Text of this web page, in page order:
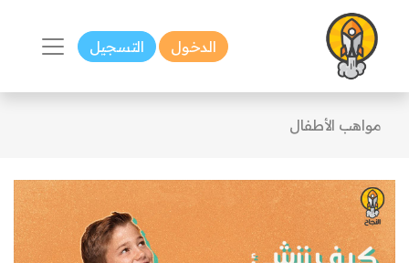
الدخول التسجيل
مواهب الأطفال